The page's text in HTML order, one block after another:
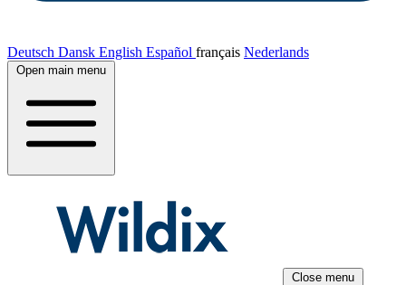
Deutsch Dansk English Español français Nederlands
Open main menu
Close menu